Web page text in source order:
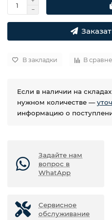
В закладки В
Если в наличии на
нужном количестве —
информацию о
Задайте нам
вопрос в
WhatApp
Сервисное
обслуживание